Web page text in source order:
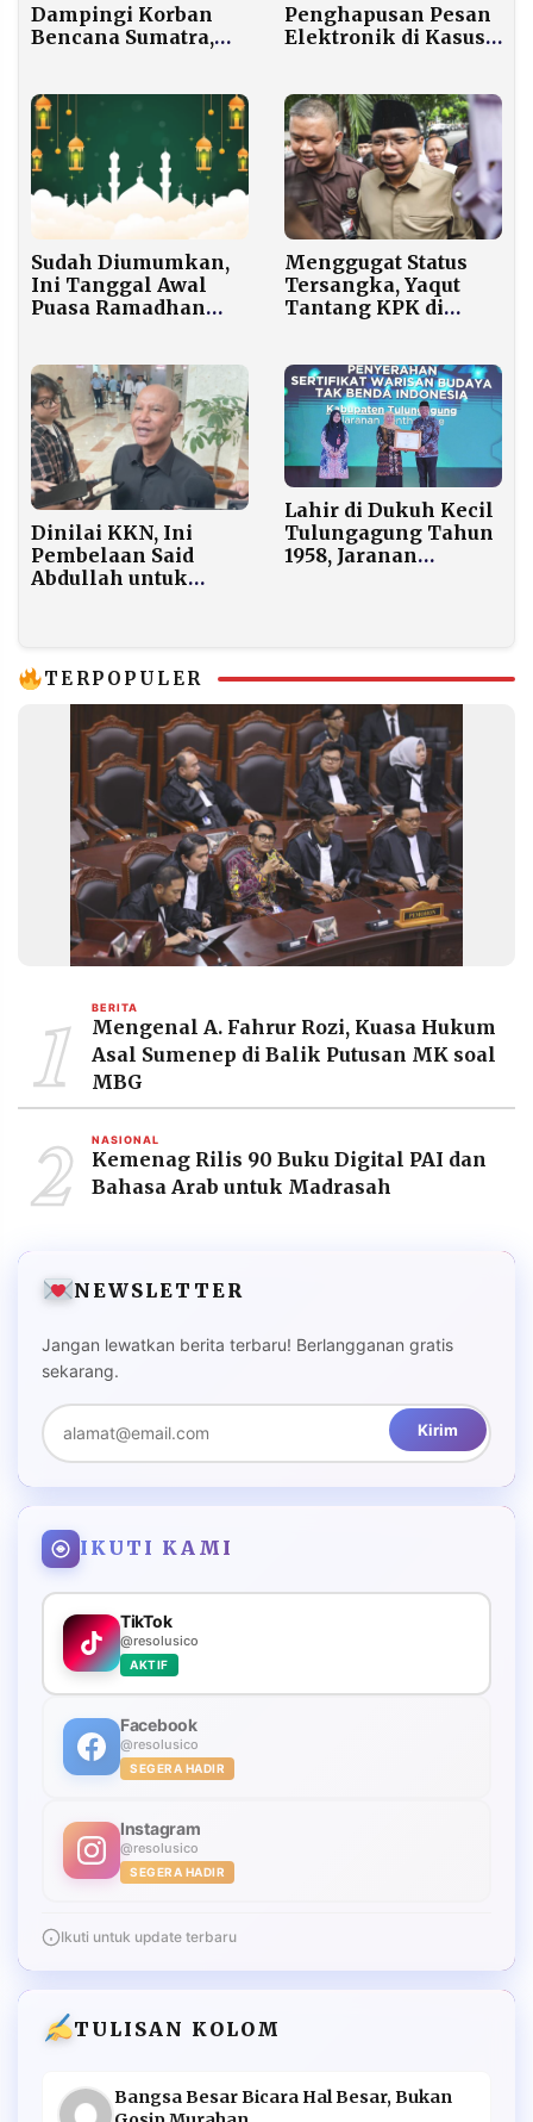
Dampingi Korban
Bencana Sumatra,
Penghapusan Pesan
Elektronik di Kasus
Pejabat Dinas
Sudah Diumumkan,
Ini Tanggal Awal
Puasa Ramadhan
Menggugat Status
Tersangka, Yaqut
Tantang KPK di
Dinilai KKN, Ini
Pembelaan Said
Abdullah untuk
Lahir di Dukuh Kecil
Tulungagung Tahun
1958, Jaranan
TERPOPULER
1 BERITA
Mengenal A. Fahrur Rozi, Kuasa Hukum
Asal Sumenep di Balik Putusan MK soal
MBG
2 NASIONAL
Kemenag Rilis 90 Buku Digital PAI dan
Bahasa Arab untuk Madrasah
NEWSLETTER
Jangan lewatkan berita terbaru! Berlangganan gratis
sekarang.
Kirim
IKUTI KAMI
TikTok
@resolusico
AKTIF
Facebook
@resolusico
SEGERA HADIR
Instagram
@resolusico
SEGERA HADIR
Ikuti untuk update terbaru
TULISAN KOLOM
Bangsa Besar Bicara Hal Besar, Bukan